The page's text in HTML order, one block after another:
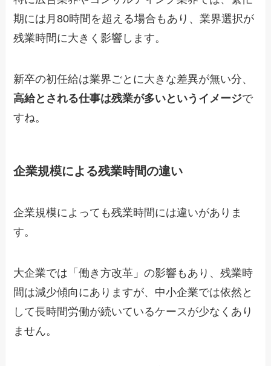
期には月80時間を超える場合もあり、業界選択が
残業時間に大きく影響します。
新卒の初任給は業界ごとに大きな差異が無い分、
高給とされる仕事は残業が多いというイメージで
すね。
企業規模による残業時間の違い
企業規模によっても残業時間には違いがありま
す。
大企業では「働き方改革」の影響もあり、残業時
間は減少傾向にありますが、中小企業では依然と
して長時間労働が続いているケースが少なくあり
ません。